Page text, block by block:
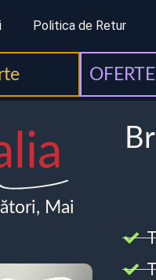
Politica de Retur
Mai